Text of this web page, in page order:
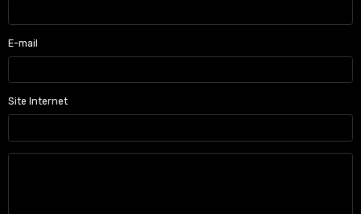
E-mail
Site Internet